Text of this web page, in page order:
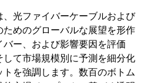
光ファイバーケーブルおよび
めのグローバルな展望を形作
ー、および影響要因を評価
て市場規模別に予測を細分化
を強調します。数百のボトム